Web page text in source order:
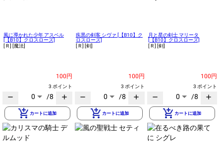
風に導かれた少年 アスベル
[【B10】クロスローズ]
[ R ] [魔法]
100円
3 ポイント
remove 0 /8 add
add_shopping_cart カートに追加
疾黒の剣客 シヴァ [【B10】ク
ロスローズ]
[ R ] [剣]
100円
3 ポイント
remove 0 /8 add
add_shopping_cart カートに追加
月と星の剣士 マリータ
[【B10】クロスローズ]
[ R ] [剣]
100円
3 ポイント
remove 0 /8 add
add_shopping_cart カートに追加